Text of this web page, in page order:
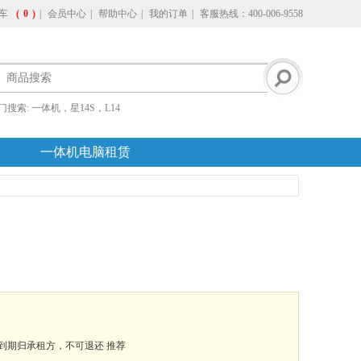
( 0 ) 会员中心 帮助中心 我的订单 客服热线：400-006-9558
搜索: 一体机，星14S，L14
一体机电脑租赁
期归承租方，不可退还 推荐